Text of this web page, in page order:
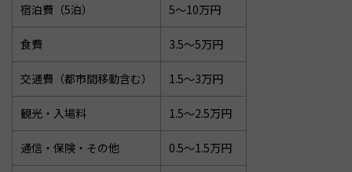
宿泊費（5泊） 5〜10万円
食費 3.5〜5万円
交通費（都市間移動含む） 1.5〜3万円
観光・入場料 1.5〜2.5万円
通信・保険・その他 0.5〜1.5万円